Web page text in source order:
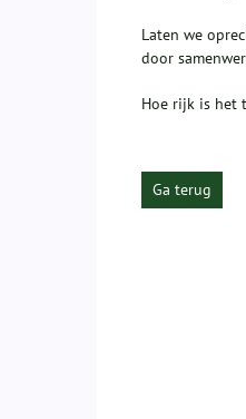
Laten we
door
Hoe rijk is het
Ga terug